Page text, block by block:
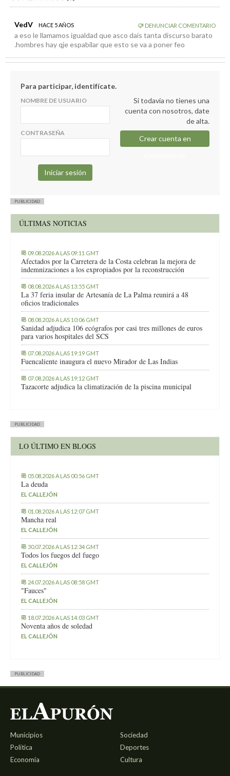
VedV HACE 5 AÑOS DENUNCIAR COMENTARIO
a eso le llamamos igualdad que asco dais tanta discurso barato
.hombres hay qje espabilar que esto se va a poner feo
Para participar, identifícate.
NOMBRE DE USUARIO
CONTRASEÑA
Si todavía no tienes una
cuenta con nosotros, date
de alta.
Crear cuenta en
PUBLICIDAD
ÚLTIMAS NOTICIAS
09.08.2026 A LAS 09:11 GMT
Afectados por la Carretera de la Costa celebran la mejora de
indemnizaciones a los expropiados por la reconstrucción
08.08.2026 A LAS 13:55 GMT
La 37 feria insular de Artesanía de La Palma reunirá a 48
oficios tradicionales
08.08.2026 A LAS 10:06 GMT
Sanidad adjudica 106 ecógrafos por casi tres millones de euros
para varios hospitales del SCS
07.08.2026 A LAS 19:19 GMT
Fuencaliente inaugura el nuevo Mirador de Las Indias
07.08.2026 A LAS 19:12 GMT
Tazacorte adjudica la climatización de la piscina municipal
PUBLICIDAD
LO ÚLTIMO EN BLOGS
05.08.2026 A LAS 00:56 GMT
La deuda
EL CALLEJÓN
01.08.2026 A LAS 12:07 GMT
Mancha real
EL CALLEJÓN
30.07.2026 A LAS 12:34 GMT
Todos los fuegos del fuego
EL CALLEJÓN
24.07.2026 A LAS 08:58 GMT
"Fauces"
EL CALLEJÓN
18.07.2026 A LAS 14:03 GMT
Noventa años de soledad
EL CALLEJÓN
PUBLICIDAD
Municipios
Política
Economía
Sociedad
Deportes
Cultura